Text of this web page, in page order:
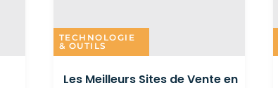
TECHNOLOGIE
& OUTILS
Les Meilleurs Sites de Vente en